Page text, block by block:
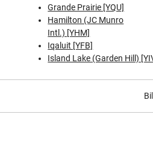
Grande Prairie [YQU]
Hamilton (JC Munro
Intl.) [YHM]
Iqaluit [YFB]
Island Lake (Garden Hill)